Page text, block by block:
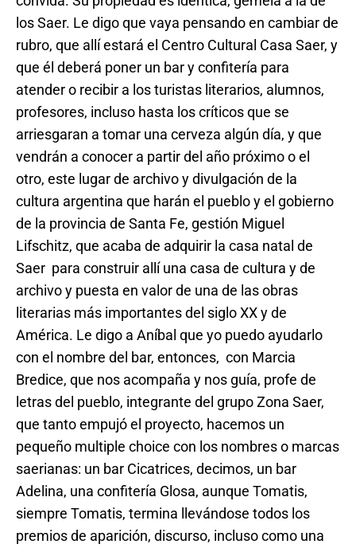
los Saer. Le digo que vaya pensando en cambiar de
rubro, que allí estará el Centro Cultural Casa Saer, y
que él deberá poner un bar y confitería para
atender o recibir a los turistas literarios, alumnos,
profesores, incluso hasta los críticos que se
arriesgaran a tomar una cerveza algún día, y que
vendrán a conocer a partir del año próximo o el
otro, este lugar de archivo y divulgación de la
cultura argentina que harán el pueblo y el gobierno
de la provincia de Santa Fe, gestión Miguel
Lifschitz, que acaba de adquirir la casa natal de
Saer para construir allí una casa de cultura y de
archivo y puesta en valor de una de las obras
literarias más importantes del siglo XX y de
América. Le digo a Aníbal que yo puedo ayudarlo
con el nombre del bar, entonces, con Marcia
Bredice, que nos acompaña y nos guía, profe de
letras del pueblo, integrante del grupo Zona Saer,
que tanto empujó el proyecto, hacemos un
pequeño multiple choice con los nombres o marcas
saerianas: un bar Cicatrices, decimos, un bar
Adelina, una confitería Glosa, aunque Tomatis,
siempre Tomatis, termina llevándose todos los
premios de aparición, discurso, incluso como una